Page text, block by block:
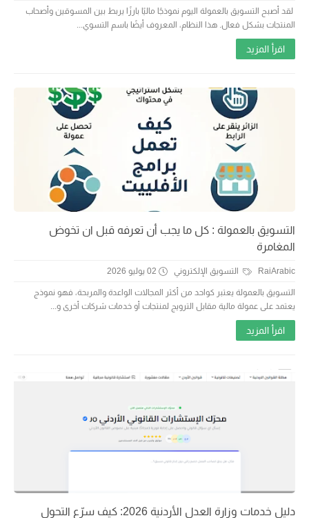
لقد أصبح التسويق بالعمولة اليوم نموذجًا ماليًا بارزًا يربط بين المسوقين وأصحاب
المنتجات بشكل فعال. هذا النظام، المعروف أيضًا باسم التسوي...
اقرأ المزيد
التسويق بالعمولة : كل ما يجب أن تعرفه قبل ان تخوض
المغامرة
RaiArabic التسويق الإلكتروني 02 يوليو 2026
التسويق بالعمولة يعتبر كواحد من أكثر المجالات الواعدة والمربحة، فهو نموذج
يعتمد على عمولة مالية مقابل الترويج لمنتجات أو خدمات شركات أخرى و...
اقرأ المزيد
دليل خدمات وزارة العدل الأردنية 2026: كيف سرّع التحول